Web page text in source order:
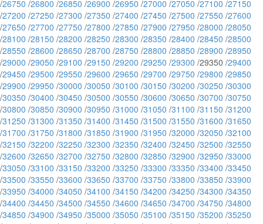
/26750 /26800 /26850 /26900 /26950 /27000 /27050 /27100 /27150
/27200 /27250 /27300 /27350 /27400 /27450 /27500 /27550 /27600
/27650 /27700 /27750 /27800 /27850 /27900 /27950 /28000 /28050
/28100 /28150 /28200 /28250 /28300 /28350 /28400 /28450 /28500
/28550 /28600 /28650 /28700 /28750 /28800 /28850 /28900 /28950
/29000 /29050 /29100 /29150 /29200 /29250 /29300 /29350 /29400
/29450 /29500 /29550 /29600 /29650 /29700 /29750 /29800 /29850
/29900 /29950 /30000 /30050 /30100 /30150 /30200 /30250 /30300
/30350 /30400 /30450 /30500 /30550 /30600 /30650 /30700 /30750
/30800 /30850 /30900 /30950 /31000 /31050 /31100 /31150 /31200
/31250 /31300 /31350 /31400 /31450 /31500 /31550 /31600 /31650
/31700 /31750 /31800 /31850 /31900 /31950 /32000 /32050 /32100
/32150 /32200 /32250 /32300 /32350 /32400 /32450 /32500 /32550
/32600 /32650 /32700 /32750 /32800 /32850 /32900 /32950 /33000
/33050 /33100 /33150 /33200 /33250 /33300 /33350 /33400 /33450
/33500 /33550 /33600 /33650 /33700 /33750 /33800 /33850 /33900
/33950 /34000 /34050 /34100 /34150 /34200 /34250 /34300 /34350
/34400 /34450 /34500 /34550 /34600 /34650 /34700 /34750 /34800
/34850 /34900 /34950 /35000 /35050 /35100 /35150 /35200 /35250